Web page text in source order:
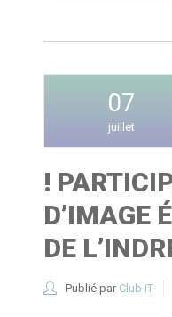
07
juillet
!
D’IMAGE
DE
Publié par Club IT